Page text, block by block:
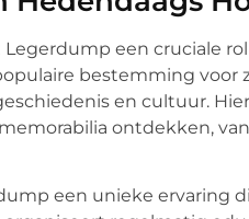
Legerdump een cruciale
bestemming voor
en cultuur.
ontdekken,
een unieke ervaring